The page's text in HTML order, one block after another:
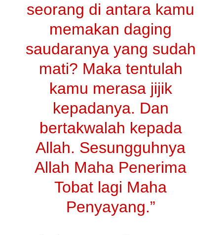
seorang di antara kamu
memakan daging
saudaranya yang sudah
mati? Maka tentulah
kamu merasa jijik
kepadanya. Dan
bertakwalah kepada
Allah. Sesungguhnya
Allah Maha Penerima
Tobat lagi Maha
Penyayang.”